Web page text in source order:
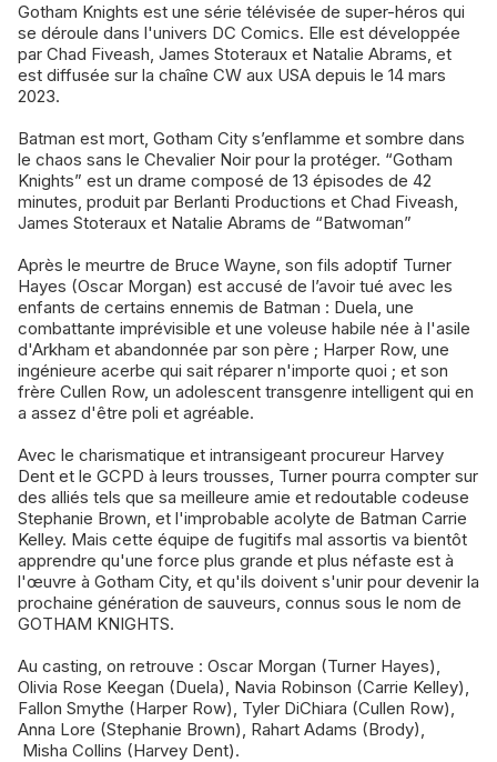
Gotham Knights est une série télévisée de super-héros qui
se déroule dans l'univers DC Comics. Elle est développée
par Chad Fiveash, James Stoteraux et Natalie Abrams, et
est diffusée sur la chaîne CW aux USA depuis le 14 mars
2023.
Batman est mort, Gotham City s’enflamme et sombre dans
le chaos sans le Chevalier Noir pour la protéger. “Gotham
Knights” est un drame composé de 13 épisodes de 42
minutes, produit par Berlanti Productions et Chad Fiveash,
James Stoteraux et Natalie Abrams de “Batwoman”
Après le meurtre de Bruce Wayne, son fils adoptif Turner
Hayes (Oscar Morgan) est accusé de l’avoir tué avec les
enfants de certains ennemis de Batman : Duela, une
combattante imprévisible et une voleuse habile née à l'asile
d'Arkham et abandonnée par son père ; Harper Row, une
ingénieure acerbe qui sait réparer n'importe quoi ; et son
frère Cullen Row, un adolescent transgenre intelligent qui en
a assez d'être poli et agréable.
Avec le charismatique et intransigeant procureur Harvey
Dent et le GCPD à leurs trousses, Turner pourra compter sur
des alliés tels que sa meilleure amie et redoutable codeuse
Stephanie Brown, et l'improbable acolyte de Batman Carrie
Kelley. Mais cette équipe de fugitifs mal assortis va bientôt
apprendre qu'une force plus grande et plus néfaste est à
l'œuvre à Gotham City, et qu'ils doivent s'unir pour devenir la
prochaine génération de sauveurs, connus sous le nom de
GOTHAM KNIGHTS.
Au casting, on retrouve : Oscar Morgan (Turner Hayes),
Olivia Rose Keegan (Duela), Navia Robinson (Carrie Kelley),
Fallon Smythe (Harper Row), Tyler DiChiara (Cullen Row),
Anna Lore (Stephanie Brown), Rahart Adams (Brody),
Misha Collins (Harvey Dent).